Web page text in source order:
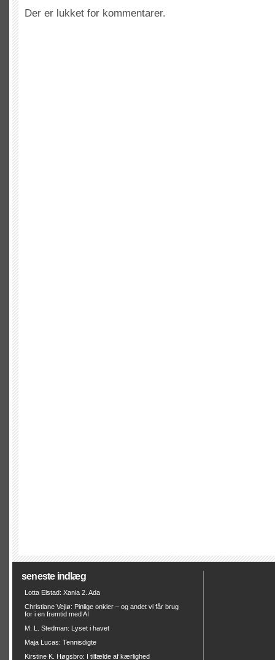
Der er lukket for kommentarer.
seneste indlæg
Lotta Elstad: Xania 2. Ada
Christiane Vejlø: Pinlige onkler – og andet vi får brug
for i en fremtid med AI
M. L. Stedman: Lyset i havet
Maja Lucas: Tennisdigte
Kirstine K. Høgsbro: I tilfælde af kærlighed